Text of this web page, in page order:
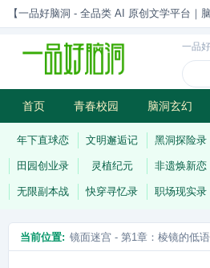
【一品好脑洞 - 全品类 AI 原创文学平台
一品
首页 青春校园 脑洞玄幻
历史权谋 武侠江湖 灵异志怪
年下直球恋 文明邂逅记 黑洞探险录
田园创业录 灵植纪元 非遗焕新恋
无限副本战 快穿寻忆录 职场现实录
当前位置: 镜面迷宫 - 第1章：棱镜的低语